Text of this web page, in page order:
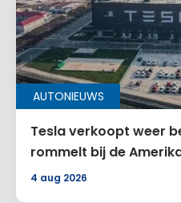
AUTONIEUWS
Tesla verkoopt weer
rommelt bij de
4 aug 2026